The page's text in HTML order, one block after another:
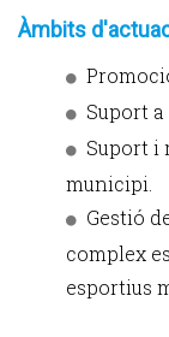
Àmbits
Suport
Suport i
municipi.
Gestió
complex
esportius